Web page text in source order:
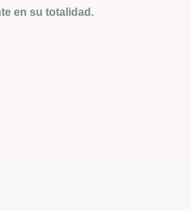
en su totalidad.